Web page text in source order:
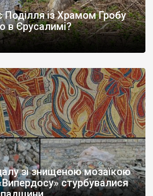
із Храмом Гробу
в Єрусалимі?
зі знищеною мозаїкою
стурбувалися